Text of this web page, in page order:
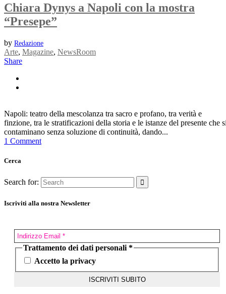
Chiara Dynys a Napoli con la mostra
“Presepe”
by Redazione
Arte, Magazine, NewsRoom
Share
Napoli: teatro della mescolanza tra sacro e profano, tra verità e
finzione, tra le stratificazioni della storia e le istanze del presente che
contaminano senza soluzione di continuità, dando...
1 Comment
Cerca
Search for:
Iscriviti alla nostra Newsletter
Trattamento dei dati personali *
Accetto la privacy